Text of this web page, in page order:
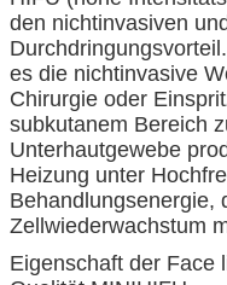
den nichtinvasiven
es die nichtinvasive
Chirurgie oder
subkutanem Bereich
Unterhautgewebe
Heizung unter
Behandlungsenergie,
Zellwiederwachstum
Eigenschaft der Face